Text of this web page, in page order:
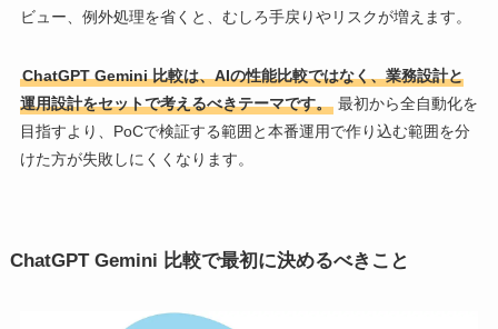
ビュー、例外処理を省くと、むしろ手戻りやリスクが増えます。
ChatGPT Gemini 比較は、AIの性能比較ではなく、業務設計と
運用設計をセットで考えるべきテーマです。最初から全自動化を
目指すより、PoCで検証する範囲と本番運用で作り込む範囲を分
けた方が失敗しにくくなります。
ChatGPT Gemini 比較で最初に決めるべきこと